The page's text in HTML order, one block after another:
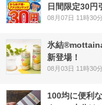
日間限定30円
08月07日 11時30分
氷結
新登場！
08月03日 11時30分
100均に便利